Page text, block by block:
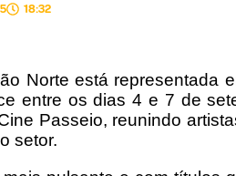
18:32
Norte está representada
entre os dias 4 e 7 de
Passeio, reunindo
setor.